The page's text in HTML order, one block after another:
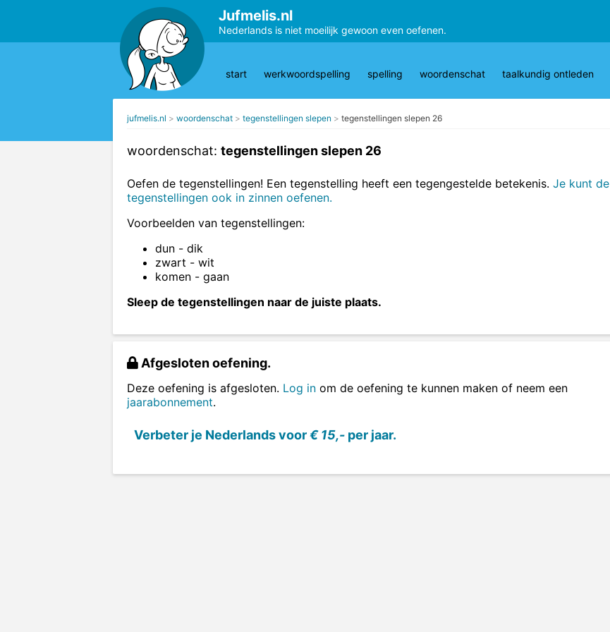
Jufmelis.nl
Nederlands is niet moeilijk gewoon even oefenen.
start werkwoordspelling spelling woordenschat taalkundig ontleden
jufmelis.nl woordenschat tegenstellingen slepen tegenstellingen slepen 26
woordenschat: tegenstellingen slepen 26
Oefen de tegenstellingen! Een tegenstelling heeft een tegengestelde betekenis. Je kunt de
tegenstellingen ook in zinnen oefenen.
Voorbeelden van tegenstellingen:
dun - dik
zwart - wit
komen - gaan
Sleep de tegenstellingen naar de juiste plaats.
Afgesloten oefening.
Deze oefening is afgesloten. Log in om de oefening te kunnen maken of neem een
jaarabonnement.
Verbeter je Nederlands voor€ 15,- per jaar.